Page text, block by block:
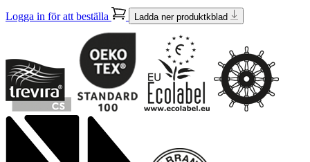
Logga in för att beställa Ladda ner produktkblad